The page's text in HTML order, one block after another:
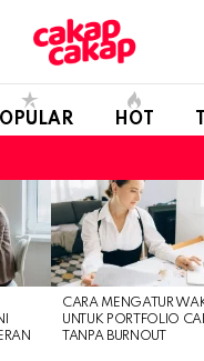
HOT
CARA MENGATUR
UNTUK PORTFOLIO
TANPA BURNOUT